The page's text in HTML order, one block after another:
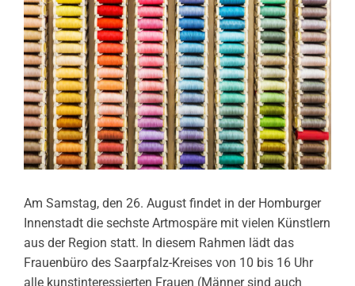
Am Samstag, den 26. August findet in der Homburger
Innenstadt die sechste Artmospäre mit vielen Künstlern
aus der Region statt. In diesem Rahmen lädt das
Frauenbüro des Saarpfalz-Kreises von 10 bis 16 Uhr
alle kunstinteressierten Frauen (Männer sind auch